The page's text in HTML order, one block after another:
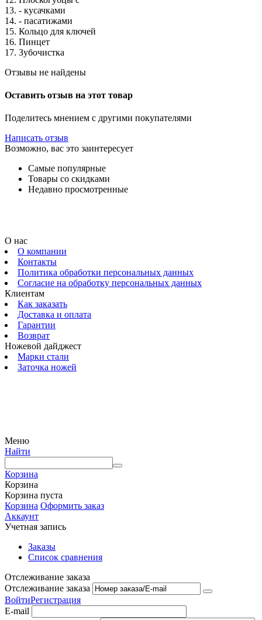
13. - кусачками
14. - пасатижами
15. Кольцо для ключей
16. Пинцет
17. Зубочистка
Отзывы не найдены
Оставить отзыв на этот товар
Поделитесь мнением с другими покупателями
Написать отзыв
Возможно, вас это заинтересует
Самые популярные
Товары со скидками
Недавно просмотренные
О нас
О компании
Контакты
Политика обработки персональных данных
Согласие на обработку персональных данных
Клиентам
Как заказать
Доставка и оплата
Гарантии
Возврат
Ножевой дайджест
Марки стали
Заточка ножей
Меню
Найти
Корзина
Корзина
Корзина пуста
Корзина Оформить заказ
Аккаунт
Учетная запись
Заказы
Список сравнения
Отслеживание заказа
Отслеживание заказа
ВойтиРегистрация
E-mail